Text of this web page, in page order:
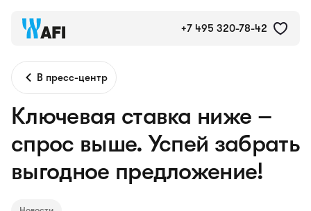
+7 495 320-78-42
В пресс-центр
Ключевая ставка ниже –
спрос выше. Успей забрать
выгодное предложение!